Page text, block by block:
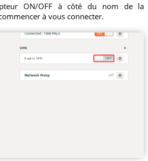
ON/OFF à côté du nom de la
à vous connecter.
fr-par.tz VPN